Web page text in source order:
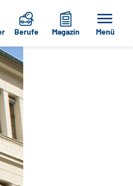
Berufe Magazin Menü